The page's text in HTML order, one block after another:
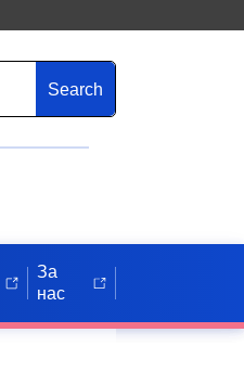
Search
За
нас